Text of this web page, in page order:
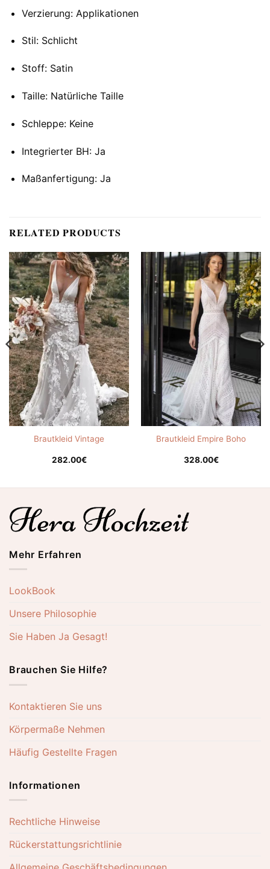
Verzierung: Applikationen
Stil: Schlicht
Stoff: Satin
Taille: Natürliche Taille
Schleppe: Keine
Integrierter BH: Ja
Maßanfertigung: Ja
RELATED PRODUCTS
Brautkleid Vintage
282.00€
Brautkleid Empire Boho
328.00€
Mehr Erfahren
LookBook
Unsere Philosophie
Sie Haben Ja Gesagt!
Brauchen Sie Hilfe?
Kontaktieren Sie uns
Körpermaße Nehmen
Häufig Gestellte Fragen
Informationen
Rechtliche Hinweise
Rückerstattungsrichtlinie